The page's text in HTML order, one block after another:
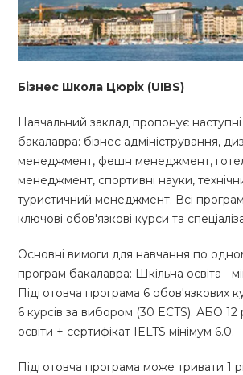
Бізнес Школа Цюріх (UIBS)
Навчальний заклад пропонує
бакалавра: бізнес адміністрування,
менеджмент, фешн менеджмент,
менеджмент, спортивні науки,
туристичний менеджмент. Всі
ключові обов'язкові курси та
Основні вимоги для навчання по
програм бакалавра: Шкільна освіта -
Підготовча програма 6 обов'язкових
6 курсів за вибором (30 ECTS). АБО 12
освіти + сертифікат IELTS мінімум 6.0.
Підготовча програма може тривати 1